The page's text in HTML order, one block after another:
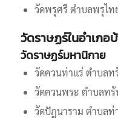
วัดพรุศรี ตำบลพรุไท
วัดราษฏร์ในอำเภอ
วัดราษฏร์มหานิกาย
วัดควนท่าแร่ ตำบล
วัดควนพระ ตำบลท
วัดปัฎนาราม ตำบลท่